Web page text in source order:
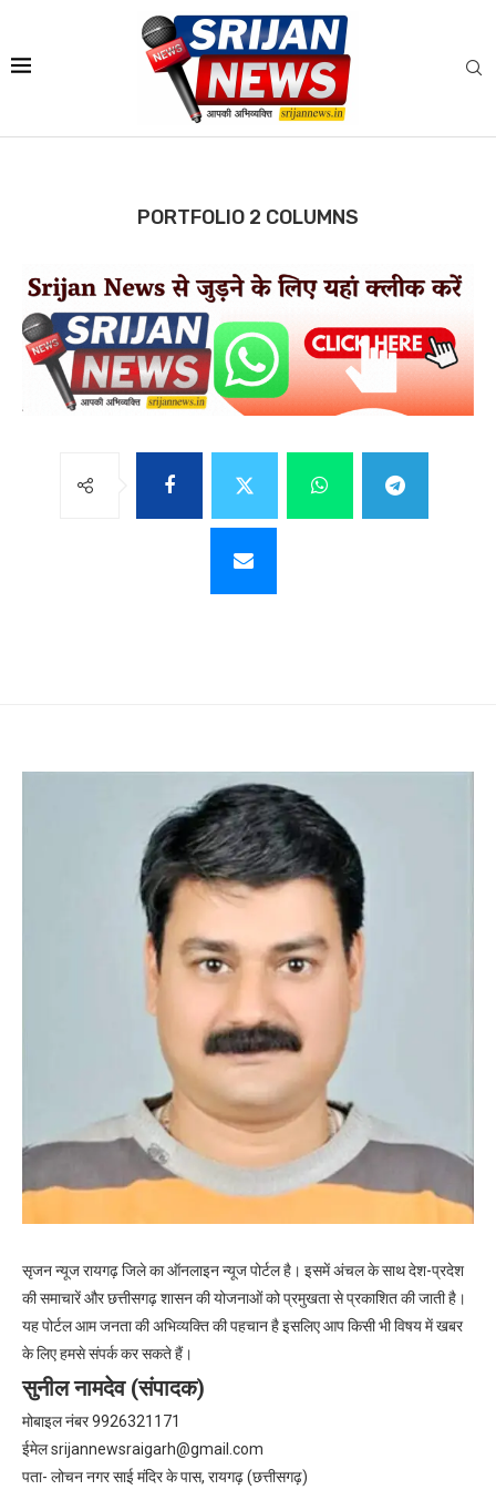
PORTFOLIO 2 COLUMNS
सृजन न्यूज रायगढ़ जिले का ऑनलाइन न्यूज पोर्टल है। इसमें अंचल के साथ देश-प्रदेश
की समाचारें और छत्तीसगढ़ शासन की योजनाओं को प्रमुखता से प्रकाशित की जाती है।
यह पोर्टल आम जनता की अभिव्यक्ति की पहचान है इसलिए आप किसी भी विषय में खबर
के लिए हमसे संपर्क कर सकते हैं।
सुनील नामदेव (संपादक)
मोबाइल नंबर 9926321171
ईमेलsrijannewsraigarh@gmail.com
पता- लोचन नगर साई मंदिर के पास, रायगढ़ (छत्तीसगढ़)